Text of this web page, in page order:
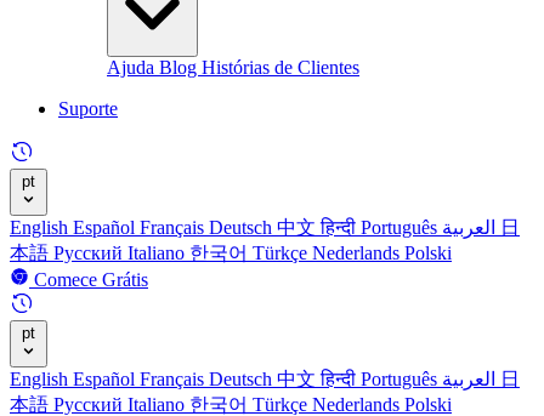
Ajuda Blog Histórias de Clientes
Suporte
pt
English Español Français Deutsch 中文हिन्दी Português
日
本語 Русский Italiano 한국어 Türkçe Nederlands Polski
Comece Grátis
pt
English Español Français Deutsch 中文हिन्दी Português
日
本語 Русский Italiano 한국어 Türkçe Nederlands Polski